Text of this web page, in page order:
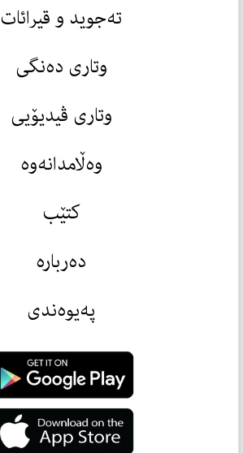
تەجوید و قیرائات
وتاری دەنگی
وتاری ڤیدیۆیی
وەڵامدانەوە
کتێب
دەربارە
پەیوەندی